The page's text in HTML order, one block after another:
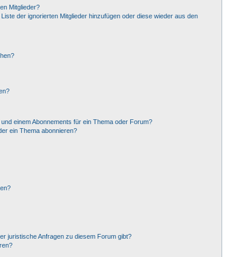
Mitglieder?
der ignorierten Mitglieder hinzufügen oder diese wieder aus den
einem Abonnements für ein Thema oder Forum?
ein Thema abonnieren?
juristische Anfragen zu diesem Forum gibt?